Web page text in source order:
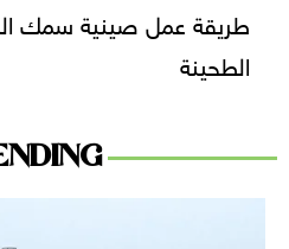
طريقة عمل صينية سمك
الطحينة